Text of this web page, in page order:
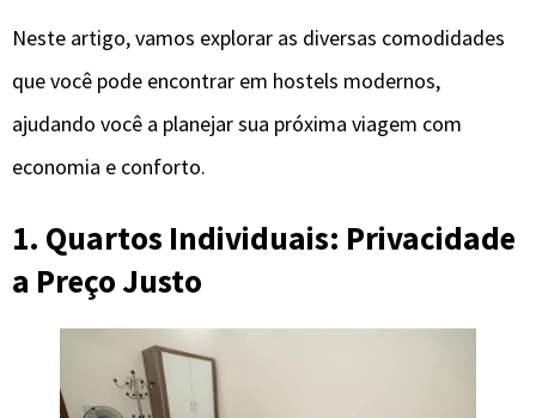
Neste artigo, vamos explorar as diversas comodidades
que você pode encontrar em hostels modernos,
ajudando você a planejar sua próxima viagem com
economia e conforto.
1. Quartos Individuais: Privacidade
a Preço Justo